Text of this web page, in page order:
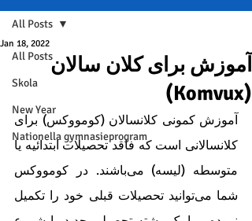
All Posts
Skola
New Year
Nationella gymnasieprogram
All Posts
آموزش برای کلان سالان
(Komvux)
Jan 18, 2022